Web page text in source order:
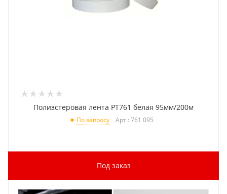
Полиэстеровая лента PT761 белая 95мм/200м
По запросу Арт.: 761 095
Под заказ